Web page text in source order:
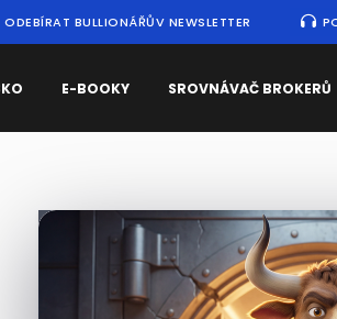
ODEBÍRAT BULLIONÁŘŮV NEWSLETTER
E-BOOKY SROVNÁVAČ BROKERŮ
Nejčtenějšízprávy